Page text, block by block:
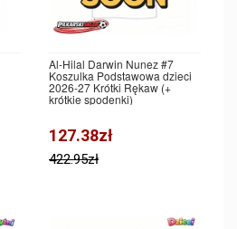
Al-Hilal Darwin Nunez #7
Koszulka Podstawowa dzieci
2026-27 Krótki Rękaw (+
krótkie spodenki)
127.38zł
422.95zł